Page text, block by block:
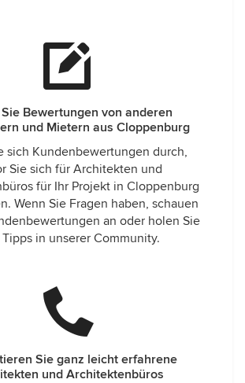
Bewertungen von anderen
und Mietern aus Cloppenburg
sich Kundenbewertungen durch,
Sie sich für Architekten und
für Ihr Projekt in Cloppenburg
Wenn Sie Fragen haben, schauen
an oder holen Sie
in unserer Community.
Sie ganz leicht erfahrene
und Architektenbüros